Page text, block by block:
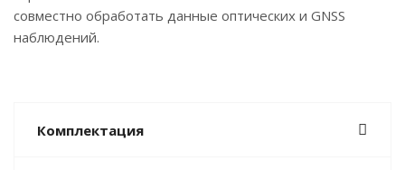
совместно обработать данные оптических и GNSS
наблюдений.
Комплектация